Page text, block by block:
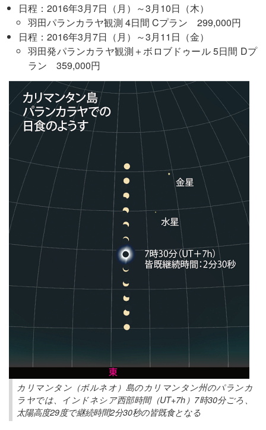
日程：2016年3月7日（月）～3月10日（木）
羽田パランカラヤ観測 4日間 Cプラン 299,000円
日程：2016年3月7日（月）～3月11日（金）
羽田発パランカラヤ観測＋ボロブドゥール 5日間 Dプ
ラン 359,000円
カリマンタン（ボルネオ）島のカリマンタン州のパランカ
ラヤでは、インドネシア西部時間（UT+7h）7時30分ごろ、
太陽高度29度で継続時間2分30秒の皆既食となる